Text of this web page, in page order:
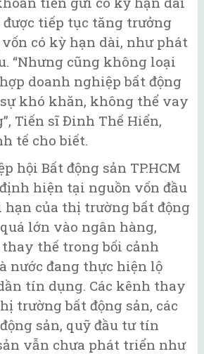
được tiếp tục tăng trưởng
có kỳ hạn dài, như phát
“Nhưng cũng không loại
doanh nghiệp bất động
khó khăn, không thể vay
Tiến sĩ Đinh Thế Hiển,
tế cho biết.
hội Bất động sản TP.HCM
hiện tại nguồn vốn đầu
của thị trường bất động
lớn vào ngân hàng,
thay thế trong bối cảnh
nước đang thực hiện lộ
tín dụng. Các kênh thay
trường bất động sản, các
sản, quỹ đầu tư tín
vẫn chưa phát triển như